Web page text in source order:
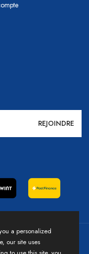
by HICASS
a personalized
our site uses